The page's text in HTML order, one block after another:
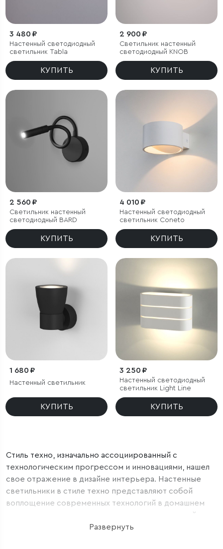
3 480 ₽
Настенный светодиодный
светильник Tabla
КУПИТЬ
2 900 ₽
Светильник настенный
светодиодный KNOB
КУПИТЬ
2 560 ₽
Светильник настенный
светодиодный BARD
КУПИТЬ
4 010 ₽
Настенный светодиодный
светильник Coneto
КУПИТЬ
1 680 ₽
Настенный светильник
КУПИТЬ
3 250 ₽
Настенный светодиодный
светильник Light Line
КУПИТЬ
Стиль техно, изначально ассоциированный с
технологическим прогрессом и инновациями, нашел
свое отражение в дизайне интерьера. Настенные
светильники в стиле техно представляют собой
воплощение современных технологий в домашнем
освещении, принося в интерьер дозу инноваций и
Развернуть